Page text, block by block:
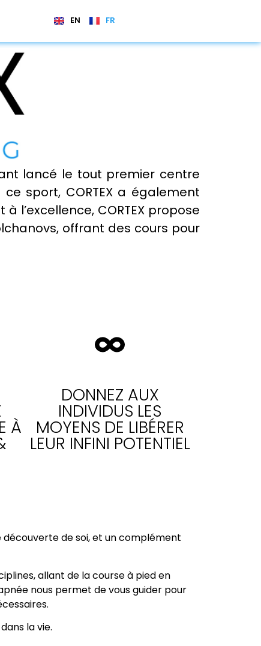
EN FR
lancé le tout premier centre
sport, CORTEX a également
l’excellence, CORTEX propose
offrant des cours pour
À
DONNEZ AUX
INDIVIDUS LES
MOYENS DE LIBÉRER
LEUR INFINI POTENTIEL
découverte de soi, et un complément
allant de la course à pied en
nous permet de vous guider pour
la vie.